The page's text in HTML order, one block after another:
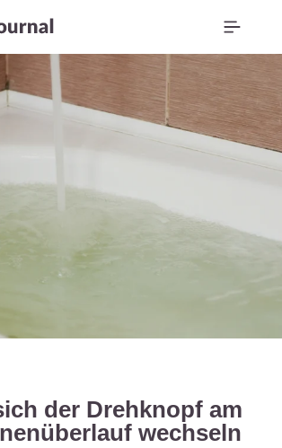
der Drehknopf am
wechseln